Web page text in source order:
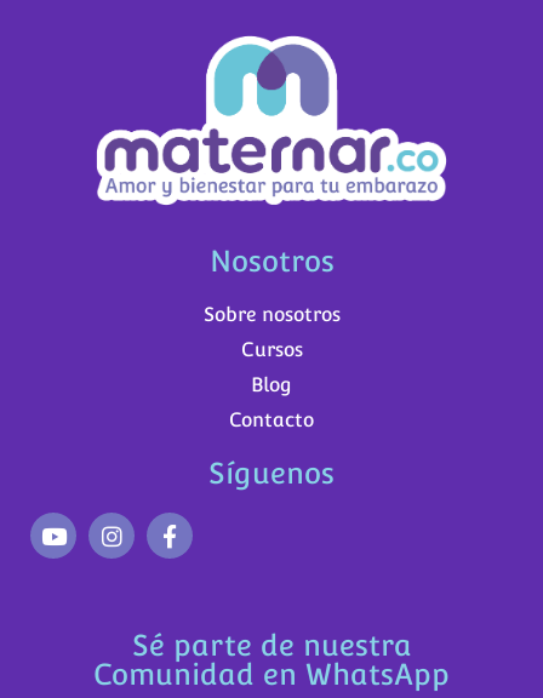
Nosotros
Sobre nosotros
Cursos
Blog
Contacto
Síguenos
Sé parte de nuestra
Comunidad en WhatsApp